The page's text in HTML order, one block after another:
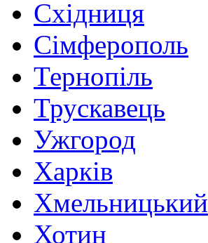
Східниця
Сімферополь
Тернопіль
Трускавець
Ужгород
Харків
Хмельницький
Хотин